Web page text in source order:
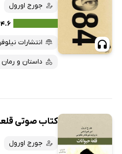
جورج اورول
۴.۶
انتشارات نیلوفر
داستان و
کتاب صوتی
جورج اورول